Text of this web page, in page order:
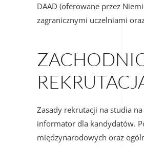
DAAD (oferowane przez
zagranicznymi uczelniami
Zasady rekrutacji na studia
informator dla kandydatów.
międzynarodowych oraz